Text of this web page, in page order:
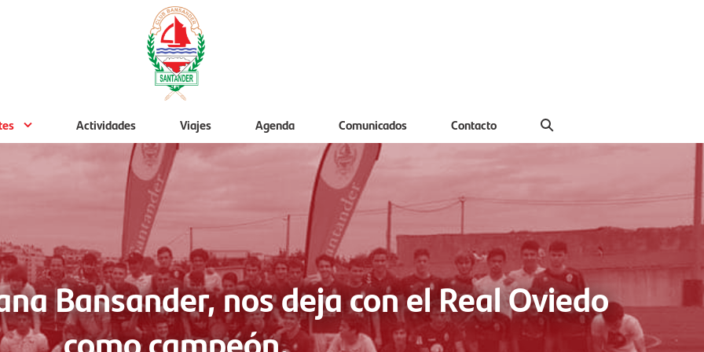
Actividades Viajes Agenda Comunicados Contacto
Bansander, nos deja con el Real Oviedo